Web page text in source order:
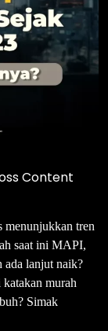
Content
tren
saat ini MAPI,
ada lanjut naik?
murah
Simak